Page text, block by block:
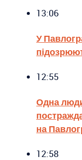
13:06
У
12:55
Одна
на
12:58